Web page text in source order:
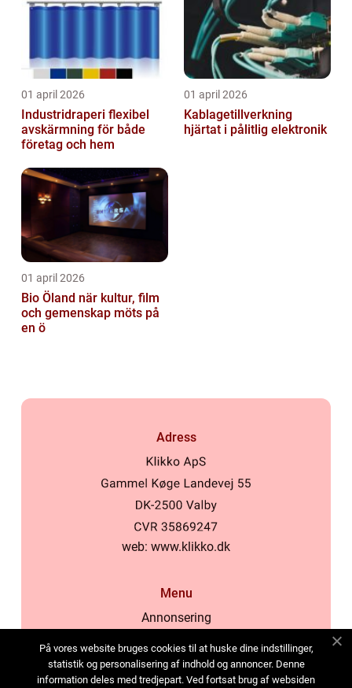
01 april 2026
Industridraperi flexibel
avskärmning för både
företag och hem
01 april 2026
Kablagetillverkning
hjärtat i pålitlig elektronik
01 april 2026
Bio Öland när kultur, film
och gemenskap möts på
en ö
Adress
web: www.klikko.dk
Menu
Annonsering
Cookies
Kontakta oss
På vores website bruges cookies til at huske dine indstillinger,
statistik og personalisering af indhold og annoncer. Denne
information deles med tredjepart. Ved fortsat brug af websiden